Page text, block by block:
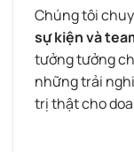
Chúng tôi
sự kiện và
tưởng tưởng
những trải
trị thật cho